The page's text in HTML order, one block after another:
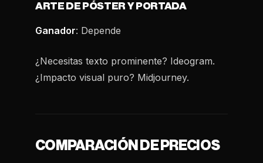
ARTE DE PÓSTER Y PORTADA
Ganador: Depende
¿Necesitas texto prominente? Ideogram.
¿Impacto visual puro? Midjourney.
COMPARACIÓN DE PRECIOS